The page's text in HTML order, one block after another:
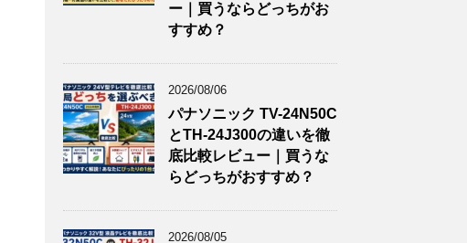
ー｜買うならどっちがお
すすめ？
2026/08/06
パナソニック TV-24N50C
とTH-24J300の違いを徹
底比較レビュー｜買うな
らどっちがおすすめ？
2026/08/05